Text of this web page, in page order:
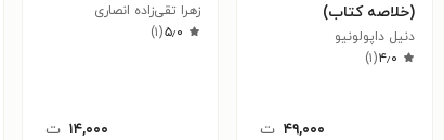
(خلاصه کتاب)
دنیل داپولونیو
۴٫۰(۱)
۴۹,۰۰۰ ت
زهرا تقی‌زاده انصاری
۵٫۰(۱)
۱۴,۰۰۰ ت